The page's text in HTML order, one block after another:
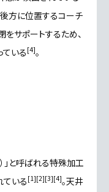
方に位置するコーチ
をサポートするため、
いる [4]。
」と呼ばれる特殊加工
ている [1][2][3][4]。天井